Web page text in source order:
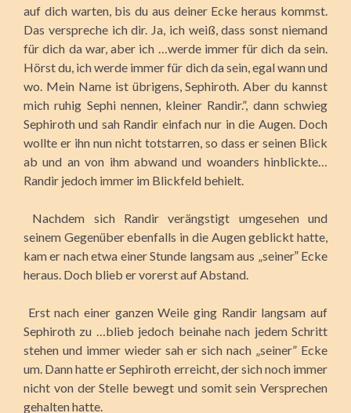
auf dich warten, bis du aus deiner Ecke heraus kommst.
Das verspreche ich dir. Ja, ich weiß, dass sonst niemand
für dich da war, aber ich …werde immer für dich da sein.
Hörst du, ich werde immer für dich da sein, egal wann und
wo. Mein Name ist übrigens, Sephiroth. Aber du kannst
mich ruhig Sephi nennen, kleiner Randir.”, dann schwieg
Sephiroth und sah Randir einfach nur in die Augen. Doch
wollte er ihn nun nicht totstarren, so dass er seinen Blick
ab und an von ihm abwand und woanders hinblickte…
Randir jedoch immer im Blickfeld behielt.
Nachdem sich Randir verängstigt umgesehen und
seinem Gegenüber ebenfalls in die Augen geblickt hatte,
kam er nach etwa einer Stunde langsam aus „seiner‟ Ecke
heraus. Doch blieb er vorerst auf Abstand.
Erst nach einer ganzen Weile ging Randir langsam auf
Sephiroth zu …blieb jedoch beinahe nach jedem Schritt
stehen und immer wieder sah er sich nach „seiner” Ecke
um. Dann hatte er Sephiroth erreicht, der sich noch immer
nicht von der Stelle bewegt und somit sein Versprechen
gehalten hatte.